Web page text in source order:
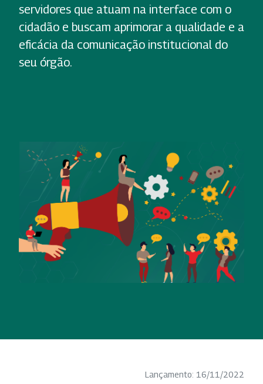
servidores que atuam na interface com o
cidadão e buscam aprimorar a qualidade e a
eficácia da comunicação institucional do
seu órgão.
Lançamento: 16/11/2022